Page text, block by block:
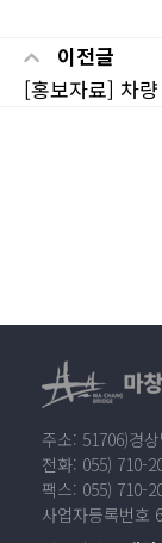
이전글
[홍보자료] 차
주소: 51706)경
전화: 055) 710-
팩스: 055) 710-
사업자등록번호